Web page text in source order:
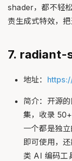
shader，都不轻
责生成式特效，把
7. radiant-
地址：
简介：开源
集，收录
一个都是独
即可使用，
类 AI 编码工